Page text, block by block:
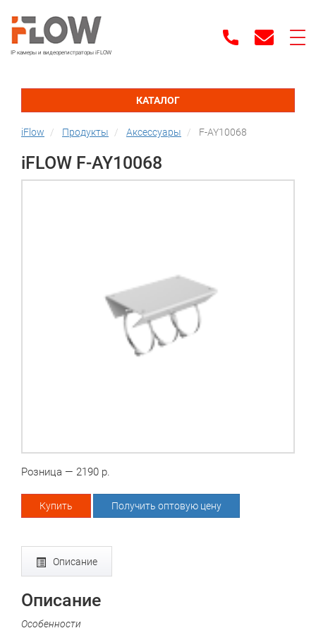
IP камеры и видеорегистраторы iFLOW
КАТАЛОГ
iFlow Продукты Аксессуары F-AY10068
iFLOW F-AY10068
Розница — 2190 р.
Купить Получить оптовую цену
Описание
Описание
Особенности